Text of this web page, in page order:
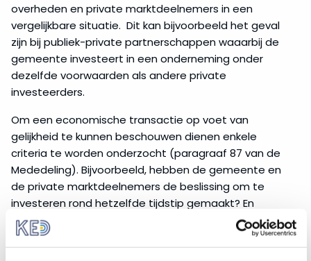
overheden en private marktdeelnemers in een
vergelijkbare situatie. Dit kan bijvoorbeeld het geval
zijn bij publiek-private partnerschappen waaarbij de
gemeente investeert in een onderneming onder
dezelfde voorwaarden als andere private
investeerders.
Om een economische transactie op voet van
gelijkheid te kunnen beschouwen dienen enkele
criteria te worden onderzocht (paragraaf 87 van de
Mededeling). Bijvoorbeeld, hebben de gemeente en
de private marktdeelnemers de beslissing om te
investeren rond hetzelfde tijdstip gemaakt? En
hebben zij dezelfde uitgangspositie ten opzichte van
de onderneming waarin wordt geïnvesteerd?
Daarnaast moet worden gekeken of de investeringen